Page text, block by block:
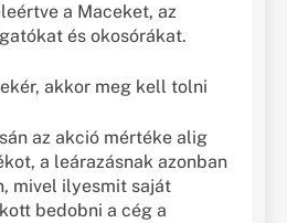
a Maceket, az
és okosórákat.
akkor meg kell tolni
az akció mértéke alig
a leárazásnak azonban
mivel ilyesmit saját
bedobni a cég a